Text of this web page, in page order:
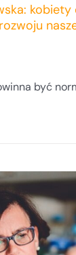
być